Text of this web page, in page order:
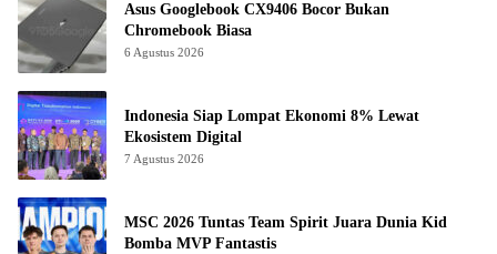
Asus Googlebook CX9406 Bocor Bukan
Chromebook Biasa
6 Agustus 2026
Indonesia Siap Lompat Ekonomi 8% Lewat
Ekosistem Digital
7 Agustus 2026
MSC 2026 Tuntas Team Spirit Juara Dunia Kid
Bomba MVP Fantastis